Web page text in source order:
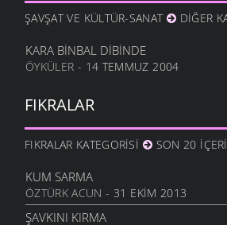
ŞAVŞAT VE KÜLTÜR-SANAT DIĞER
KARA BINBAL DIBINDE
ÖYKÜLER - 14 TEMMUZ 2004
FIKRALAR
FIKRALAR KATEGORISI SON 20
KUM SARMA
ÖZTÜRK ACUN - 31 EKIM 2013
ŞAVKINI KIRMA